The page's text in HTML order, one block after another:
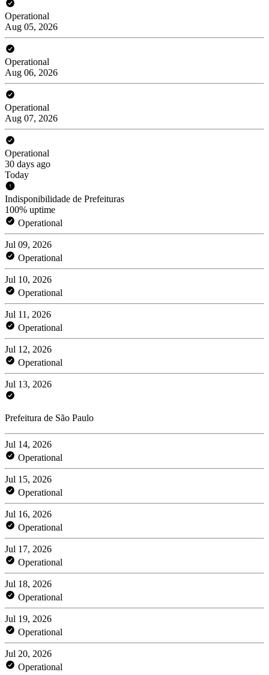
Operational
Aug 05, 2026
Operational
Aug 06, 2026
Operational
Aug 07, 2026
Operational
30 days ago
Today
Indisponibilidade de Prefeituras
100% uptime
Operational
Jul 09, 2026
Operational
Jul 10, 2026
Operational
Jul 11, 2026
Operational
Jul 12, 2026
Operational
Jul 13, 2026
Prefeitura de São Paulo
Jul 14, 2026
Operational
Jul 15, 2026
Operational
Jul 16, 2026
Operational
Jul 17, 2026
Operational
Jul 18, 2026
Operational
Jul 19, 2026
Operational
Jul 20, 2026
Operational